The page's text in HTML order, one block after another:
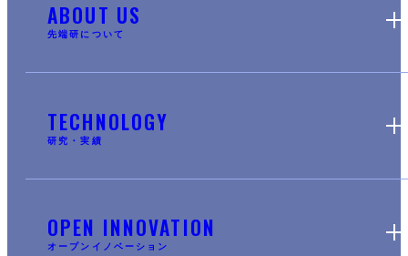
ABOUT US
先端研について
TECHNOLOGY
研究・実績
OPEN INNOVATION
オープンイノベーション